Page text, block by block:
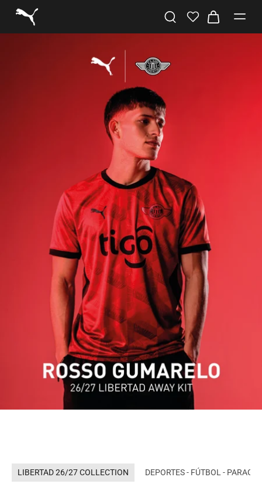
COMPRAR AHORA
LIBERTAD 26/27 COLLECTION DEPORTES - FÚTBOL -